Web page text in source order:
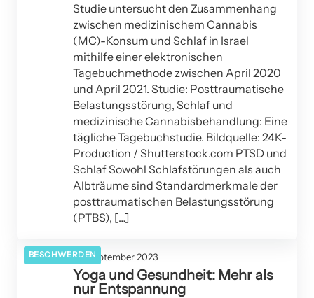
Studie untersucht den Zusammenhang
zwischen medizinischem Cannabis
(MC)-Konsum und Schlaf in Israel
mithilfe einer elektronischen
Tagebuchmethode zwischen April 2020
und April 2021. Studie: Posttraumatische
Belastungsstörung, Schlaf und
medizinische Cannabisbehandlung: Eine
tägliche Tagebuchstudie. Bildquelle: 24K-
Production / Shutterstock.com PTSD und
Schlaf Sowohl Schlafstörungen als auch
Albträume sind Standardmerkmale der
posttraumatischen Belastungsstörung
(PTBS), […]
BESCHWERDEN20. September 2023
Yoga und Gesundheit: Mehr als
nur Entspannung